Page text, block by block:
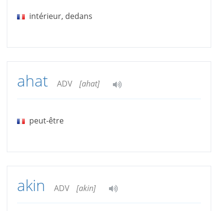
intérieur, dedans
ahat ADV [ahat]
peut-être
akin ADV [akin]